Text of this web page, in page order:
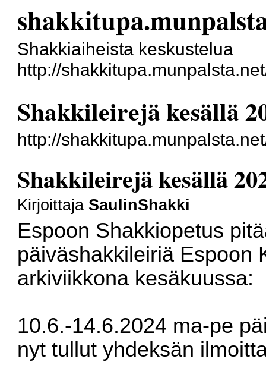
Shakkiaiheista keskustelua
http://
Shakkileirejä kesällä
http://
Shakkileirejä kesällä
Kirjoittaja SaulinShakki
Espoon Shakkiopetus
päiväshakkileiriä Espoon
arkiviikkona kesäkuussa:
10.6.-14.6.2024 ma-pe
nyt tullut yhdeksän